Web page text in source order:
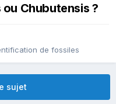
Chubutensis ?
de fossiles
sujet